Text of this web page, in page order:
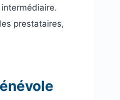
prestataires,